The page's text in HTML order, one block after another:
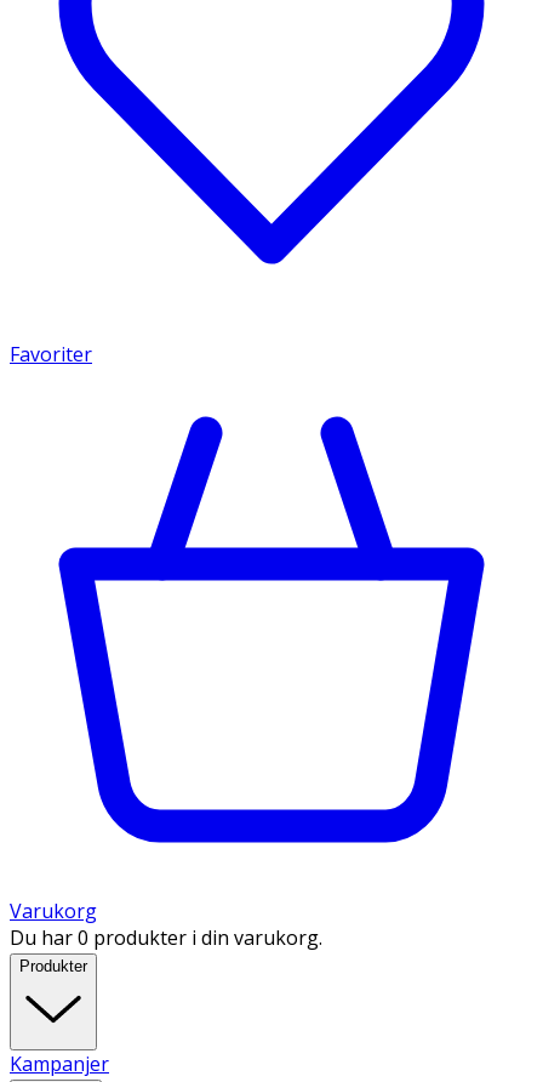
Favoriter
Varukorg
Du har 0 produkter i din varukorg.
Produkter
Kampanjer